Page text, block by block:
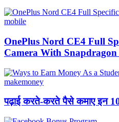
mobile
OnePlus Nord CE4 Full
Camera With Snapdragon
makemoney
पढ़ाई करते-करते पैसे कमाए इन